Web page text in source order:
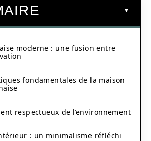
moderne : une fusion entre
fondamentales de la maison
respectueux de l’environnement
: un minimalisme réfléchi